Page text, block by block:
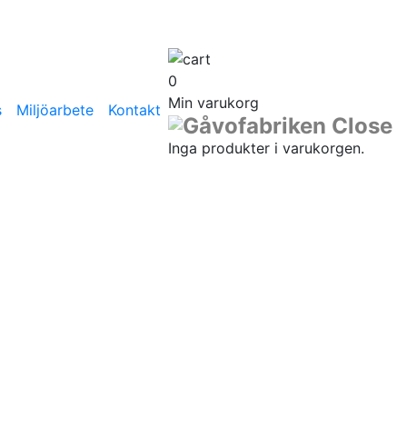
Miljöarbete Kontakt
0
Min varukorg
Inga produkter i varukorgen.